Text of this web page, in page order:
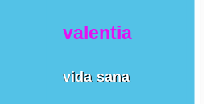
valentia
vida sana